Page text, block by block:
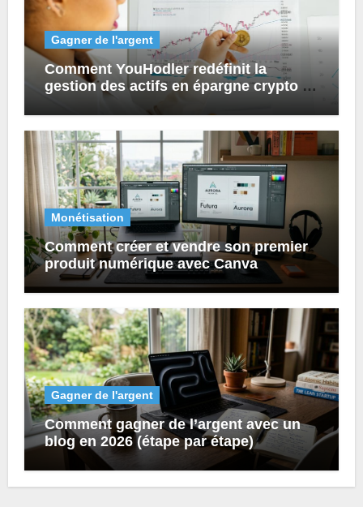
Gagner de l'argent
Comment YouHodler redéfinit la
gestion des actifs en épargne crypto et
prêts numériques ?
Monétisation
Comment créer et vendre son premier
produit numérique avec Canva
Gagner de l'argent
Comment gagner de l’argent avec un
blog en 2026 (étape par étape)